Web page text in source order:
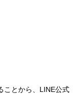
ことから、LINE公式